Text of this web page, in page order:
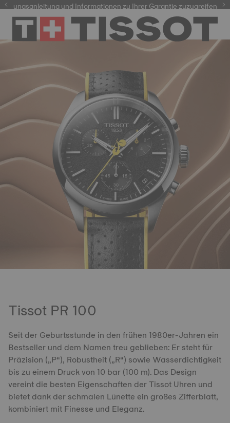
und Informationen zu Ihrer Garantie zuzugreifen
Tissot PR 100
Seit der Geburtsstunde in den frühen 1980er-Jahren ein
Bestseller und dem Namen treu geblieben: Er steht für
Präzision („P“), Robustheit („R“) sowie Wasserdichtigkeit
bis zu einem Druck von 10 bar (100 m). Das Design
vereint die besten Eigenschaften der Tissot Uhren und
bietet dank der schmalen Lünette ein großes Zifferblatt,
kombiniert mit Finesse und Eleganz.